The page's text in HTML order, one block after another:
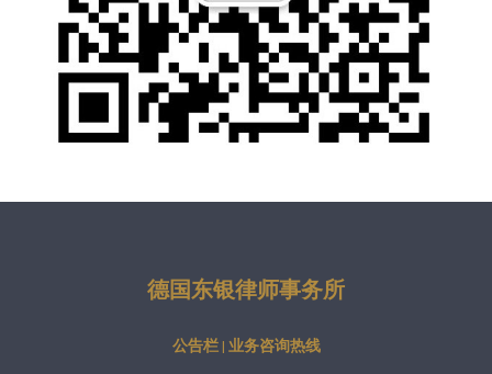
德国东银律师事务所
公告栏 | 业务咨询热线